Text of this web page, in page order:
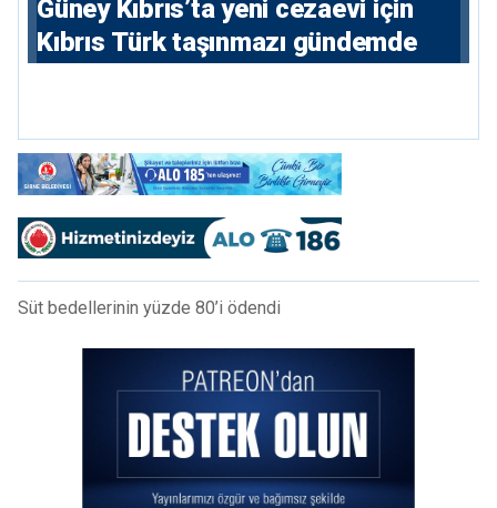
Güney Kıbrıs’ta yeni cezaevi için
Kıbrıs Türk taşınmazı gündemde
Süt bedellerinin yüzde 80’i ödendi